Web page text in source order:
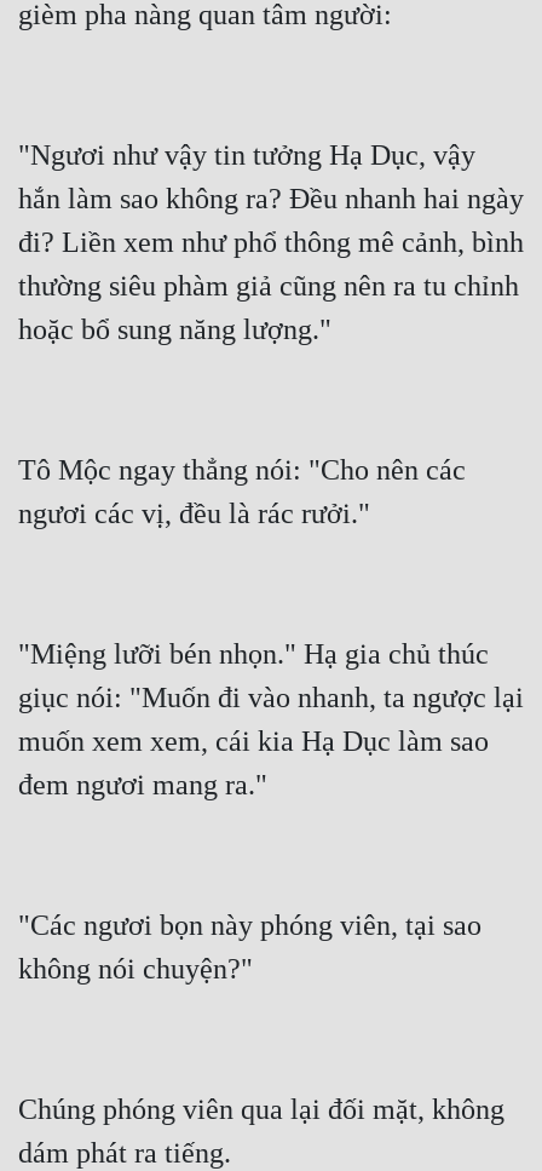
gièm pha nàng quan tâm người:
"Ngươi như vậy tin tưởng Hạ Dục, vậy
hắn làm sao không ra? Đều nhanh hai ngày
đi? Liền xem như phổ thông mê cảnh, bình
thường siêu phàm giả cũng nên ra tu chỉnh
hoặc bổ sung năng lượng."
Tô Mộc ngay thẳng nói: "Cho nên các
ngươi các vị, đều là rác rưởi."
"Miệng lưỡi bén nhọn." Hạ gia chủ thúc
giục nói: "Muốn đi vào nhanh, ta ngược lại
muốn xem xem, cái kia Hạ Dục làm sao
đem ngươi mang ra."
"Các ngươi bọn này phóng viên, tại sao
không nói chuyện?"
Chúng phóng viên qua lại đối mặt, không
dám phát ra tiếng.